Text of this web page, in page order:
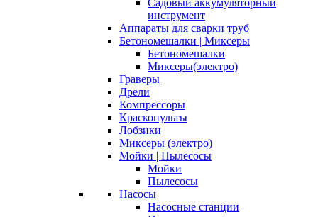
Садовый аккумуляторный
инструмент
Аппараты для сварки труб
Бетономешалки | Миксеры
Бетономешалки
Миксеры(электро)
Граверы
Дрели
Компрессоры
Краскопульты
Лобзики
Миксеры (электро)
Мойки | Пылесосы
Мойки
Пылесосы
Насосы
Насосные станции